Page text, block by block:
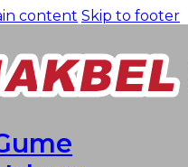
content Skip to footer